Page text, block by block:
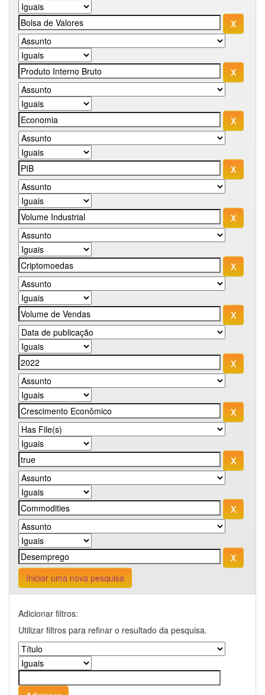
Iniciar uma nova pesquisa
Adicionar filtros:
Utilizar filtros para refinar o resultado da pesquisa.